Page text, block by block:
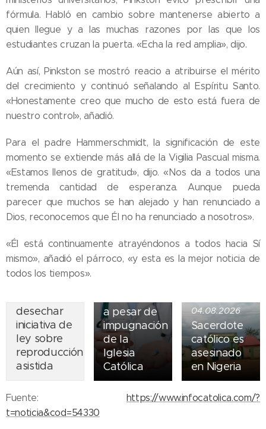
fórmula. Habló en cambio sobre mantenerse abierto a
quien llegue y a las muchas razones por las que los
estudiantes cruzan la puerta. «Echa la red amplia», dijo.
Aún así, Pinkston se mostró reacio a atribuirse el mérito
del crecimiento y continuó señalando al Espíritu Santo.
«Honestamente creo que mucho de esto está fuera de
nuestro control», añadió.
Para el padre Hammerschmidt, la significación de este
momento se extiende más allá de la Vigilia Pascual misma.
«Estamos llenos de gratitud», dijo. «Nos da a todos una
tremenda cantidad de esperanza. Aunque pueda
parecer que muchos se han alejado y han renunciado a
Dios, reconocemos que Él no ha renunciado a nosotros».
«Él está continuamente atrayéndonos a todos hacia Sí
mismo», añadió el párroco, «y esta es la mejor noticia de
todos los tiempos».
07.08.2026
Piden
desechar
iniciativa de
ley sobre
reproducción
asistida
05.08.2026
suicidio
asistido
a pesar de
impugnación
de la
Iglesia
Católica
04.08.2026
Sacerdote
católico es
asesinado
en Nigeria
Fuente:
https://www.infocatolica.com/?
t=noticia&cod=54330